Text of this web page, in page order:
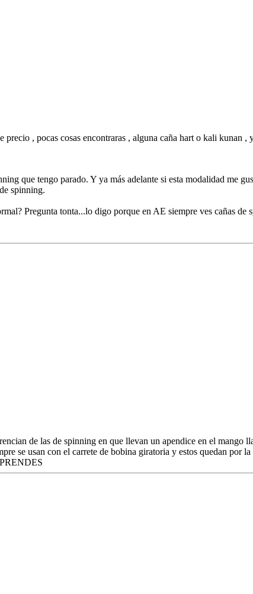
, pocas cosas encontraras , alguna caña hart o kali kunan
que tengo parado. Y ya más adelante si esta modalidad me
spinning.
Pregunta tonta...lo digo porque en AE siempre ves cañas
de las de spinning en que llevan un apendice en el
se usan con el carrete de bobina giratoria y estos quedan por